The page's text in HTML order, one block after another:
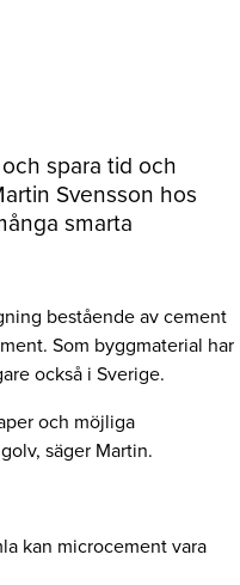
spara tid och
Svensson hos
smarta
bestående av cement
Som byggmaterial har
också i Sverige.
och möjliga
säger Martin.
kan microcement vara